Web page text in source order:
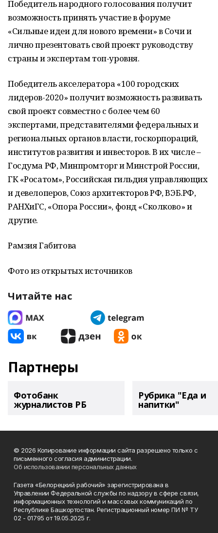
Победитель народного голосования получит
возможность принять участие в форуме
«Сильные идеи для нового времени» в Сочи и
лично презентовать свой проект руководству
страны и экспертам топ-уровня.
Победитель акселератора «100 городских
лидеров-2020» получит возможность развивать
свой проект совместно с более чем 60
экспертами, представителями федеральных и
региональных органов власти, госкорпораций,
институтов развития и инвесторов. В их числе –
Госдума РФ, Минпромторг и Минстрой России,
ГК «Росатом», Российская гильдия управляющих
и девелоперов, Союз архитекторов РФ, ВЭБ.РФ,
РАНХиГС, «Опора России», фонд «Сколково» и
другие.
Рамзия Габитова
Фото из открытых источников
Читайте нас
Партнеры
Фотобанк
журналистов РБ
Рубрика "Еда и
напитки"
© 2026 Копирование информации сайта разрешено только с
письменного согласия администрации.
Об использовании персональных данных
Газета «Белорецкий рабочий» зарегистрирована в
Управлении Федеральной службы по надзору в сфере связи,
информационных технологий и массовых коммуникаций по
Республике Башкортостан. Регистрационный номер ПИ № ТУ
02 - 01795 от 19.05.2025 г.